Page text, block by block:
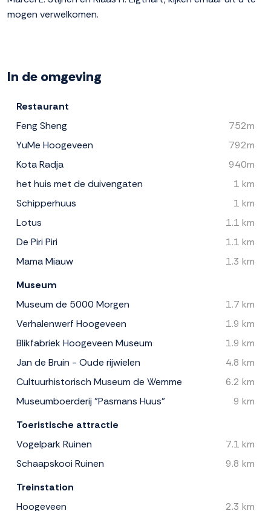
mogen verwelkomen.
In de omgeving
Restaurant
Feng Sheng
752m
YuMe Hoogeveen
792m
Kota Radja
940m
het huis met de duivengaten
1 km
Schipperhuus
1 km
Lotus
1.1 km
De Piri Piri
1.1 km
Mama Miauw
1.3 km
Museum
Museum de 5000 Morgen
1.7 km
Verhalenwerf Hoogeveen
1.9 km
Blikfabriek Hoogeveen Museum
1.9 km
Jan de Bruin - Oude rijwielen
4.8 km
Cultuurhistorisch Museum de Wemme
6.2 km
Museumboerderij "Pasmans Huus"
9 km
Toeristische attractie
Vogelpark Ruinen
7.1 km
Schaapskooi Ruinen
9.8 km
Treinstation
Hoogeveen
2.3 km